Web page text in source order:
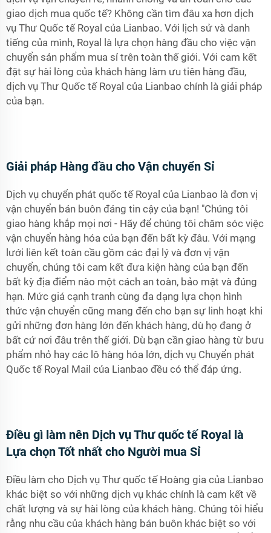
giao dịch mua quốc tế? Không cần tìm đâu xa hơn dịch
vụ Thư Quốc tế Royal của Lianbao. Với lịch sử và danh
tiếng của mình, Royal là lựa chọn hàng đầu cho việc vận
chuyển sản phẩm mua sỉ trên toàn thế giới. Với cam kết
đặt sự hài lòng của khách hàng làm ưu tiên hàng đầu,
dịch vụ Thư Quốc tế Royal của Lianbao chính là giải pháp
của bạn.
Giải pháp Hàng đầu cho Vận chuyển Sỉ
Dịch vụ chuyển phát quốc tế Royal của Lianbao là đơn vị
vận chuyển bán buôn đáng tin cậy của bạn! "Chúng tôi
giao hàng khắp mọi nơi - Hãy để chúng tôi chăm sóc việc
vận chuyển hàng hóa của bạn đến bất kỳ đâu. Với mạng
lưới liên kết toàn cầu gồm các đại lý và đơn vị vận
chuyển, chúng tôi cam kết đưa kiện hàng của bạn đến
bất kỳ địa điểm nào một cách an toàn, bảo mật và đúng
hạn. Mức giá cạnh tranh cùng đa dạng lựa chọn hình
thức vận chuyển cũng mang đến cho bạn sự linh hoạt khi
gửi những đơn hàng lớn đến khách hàng, dù họ đang ở
bất cứ nơi đâu trên thế giới. Dù bạn cần giao hàng từ bưu
phẩm nhỏ hay các lô hàng hóa lớn, dịch vụ Chuyển phát
Quốc tế Royal Mail của Lianbao đều có thể đáp ứng.
Điều gì làm nên Dịch vụ Thư quốc tế Royal là
Lựa chọn Tốt nhất cho Người mua Sỉ
Điều làm cho Dịch vụ Thư quốc tế Hoàng gia của Lianbao
khác biệt so với những dịch vụ khác chính là cam kết về
chất lượng và sự hài lòng của khách hàng. Chúng tôi hiểu
rằng nhu cầu của khách hàng bán buôn khác biệt so với